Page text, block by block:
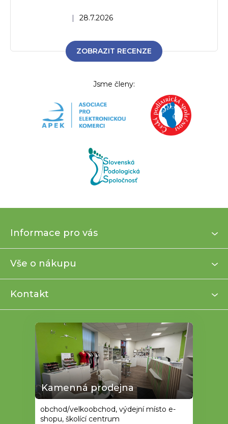
Hodnocení obchodu je 5 z 5 hvězdiček.
| 28.7.2026
ZOBRAZIT RECENZE
Jsme členy:
p
t
Informace pro vás
Vše o nákupu
Kontakt
Kamenná prodejna
obchod/velkoobchod, výdejní místo e-
shopu, školící centrum